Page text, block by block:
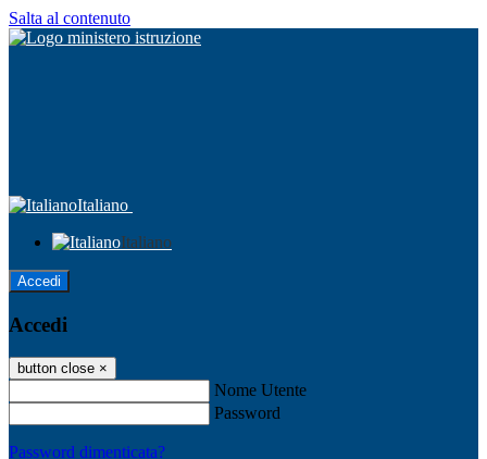
Salta al contenuto
Italiano
Italiano
Accedi
Accedi
button close ×
Nome Utente
Password
Password dimenticata?